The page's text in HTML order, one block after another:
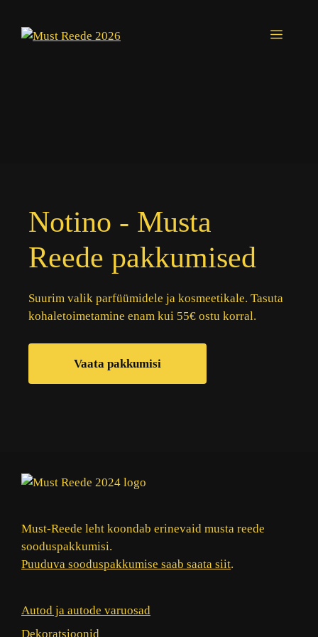
content
Menu
Notino - Musta
Reede pakkumised
Suurim valik parfüümidele ja kosmeetikale. Tasuta
kohaletoimetamine enam kui 55€ ostu korral.
Vaata pakkumisi
Must-Reede leht koondab erinevaid musta reede
sooduspakkumisi.
Puuduva sooduspakkumise saab saata siit.
Autod ja autode varuosad
Dekoratsioonid